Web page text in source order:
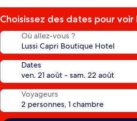
Choisissez des dates pour voir
Où allez-vous ?
Dates
Voyageurs